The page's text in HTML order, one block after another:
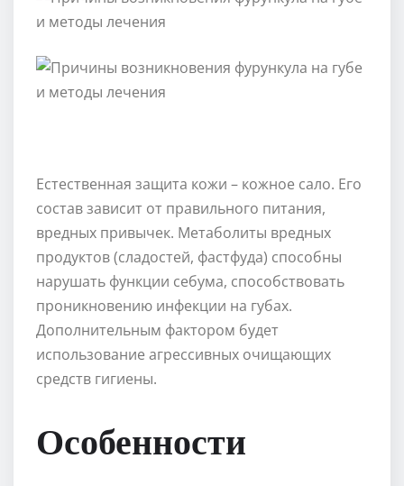
Естественная защита кожи – кожное сало. Его
состав зависит от правильного питания,
вредных привычек. Метаболиты вредных
продуктов (сладостей, фастфуда) способны
нарушать функции себума, способствовать
проникновению инфекции на губах.
Дополнительным фактором будет
использование агрессивных очищающих
средств гигиены.
Особенности